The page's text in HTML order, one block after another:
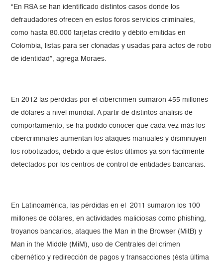
“En RSA se han identificado distintos casos donde los
defraudadores ofrecen en estos foros servicios criminales,
como hasta 80.000 tarjetas crédito y débito emitidas en
Colombia, listas para ser clonadas y usadas para actos de robo
de identidad”, agrega Moraes.
En 2012 las pérdidas por el cibercrimen sumaron 455 millones
de dólares a nivel mundial. A partir de distintos análisis de
comportamiento, se ha podido conocer que cada vez más los
cibercriminales aumentan los ataques manuales y disminuyen
los robotizados, debido a que éstos últimos ya son fácilmente
detectados por los centros de control de entidades bancarias.
En Latinoamérica, las pérdidas en el 2011 sumaron los 100
millones de dólares, en actividades maliciosas como phishing,
troyanos bancarios, ataques the Man in the Browser (MitB) y
Man in the Middle (MiM), uso de Centrales del crimen
cibernético y redirección de pagos y transacciones (ésta última